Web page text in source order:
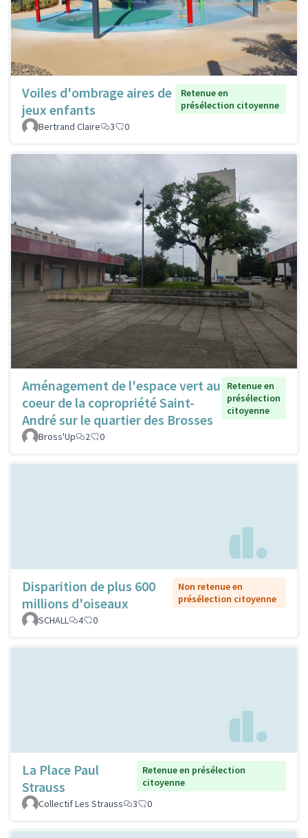
Voiles d'ombrage aires de
jeux enfants
Retenue en
présélection citoyenne
Bertrand Claire
3 0
Aménagement de l'espace vert au
coeur de la copropriété Saint-
André sur le quartier des Brosses
Retenue en
présélection
citoyenne
Bross'Up 2 0
Disparition de plus 600
millions d'oiseaux
Non retenue en
présélection citoyenne
SCHALL
4 0
La Place Paul
Strauss
Retenue en présélection
citoyenne
Collectif Les Strauss
3 0